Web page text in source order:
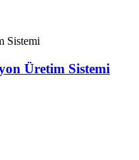
Üretim Sistemi